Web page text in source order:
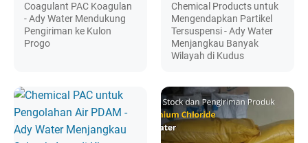
Coagulant PAC Koagulan
- Ady Water Mendukung
Pengiriman ke Kulon
Progo
Chemical Products untuk
Mengendapkan Partikel
Tersuspensi - Ady Water
Menjangkau Banyak
Wilayah di Kudus